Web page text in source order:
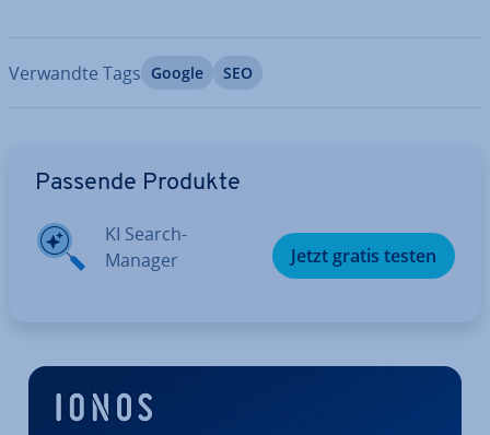
Verwandte Tags Google SEO
Passende Produkte
KI Search-
Manager
Jetzt gratis testen